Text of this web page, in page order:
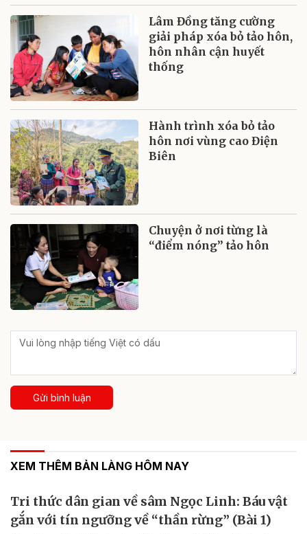
Lâm Đồng tăng cường
giải pháp xóa bỏ tảo hôn,
hôn nhân cận huyết
thống
Hành trình xóa bỏ tảo
hôn nơi vùng cao Điện
Biên
Chuyện ở nơi từng là
“điểm nóng” tảo hôn
Gửi bình luận
XEM THÊM BẢN LÀNG HÔM NAY
Tri thức dân gian về sâm Ngọc Linh: Báu vật
gắn với tín ngưỡng về “thần rừng” (Bài 1)